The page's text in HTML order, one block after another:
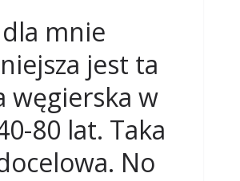
mnie
jest ta
węgierska w
80 lat. Taka
No